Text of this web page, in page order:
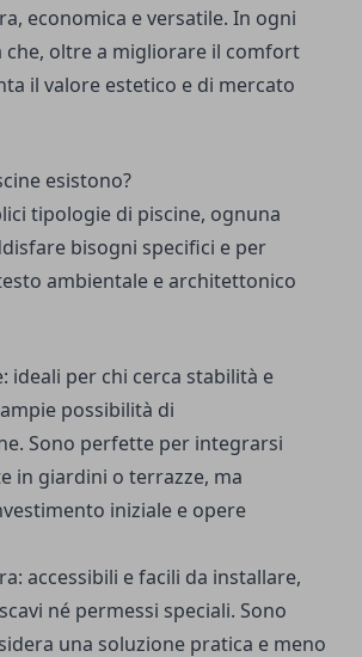
economica e versatile. In ogni
che, oltre a migliorare il comfort
il valore estetico e di mercato
esistono?
tipologie di piscine, ognuna
bisogni specifici e per
ambientale e architettonico
ideali per chi cerca stabilità e
possibilità di
Sono perfette per integrarsi
in giardini o terrazze, ma
iniziale e opere
accessibili e facili da installare,
né permessi speciali. Sono
una soluzione pratica e meno